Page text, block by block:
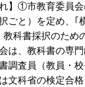
れ】①市教育委員
ごと）を定め、｢
教科書採択のため
は、教科書の専
調査員（教員・校
文科省の検定合